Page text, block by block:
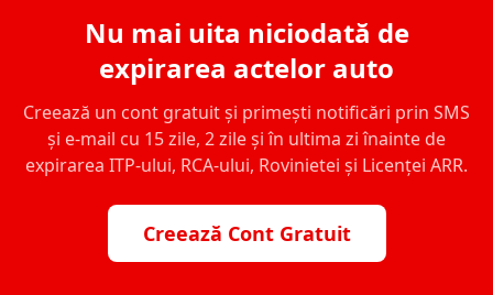
Nu mai uita niciodată de
expirarea actelor auto
Creează un cont gratuit și primești notificări prin SMS
și e-mail cu 15 zile, 2 zile și în ultima zi înainte de
expirarea ITP-ului, RCA-ului, Rovinietei și Licenței ARR.
Creează Cont Gratuit